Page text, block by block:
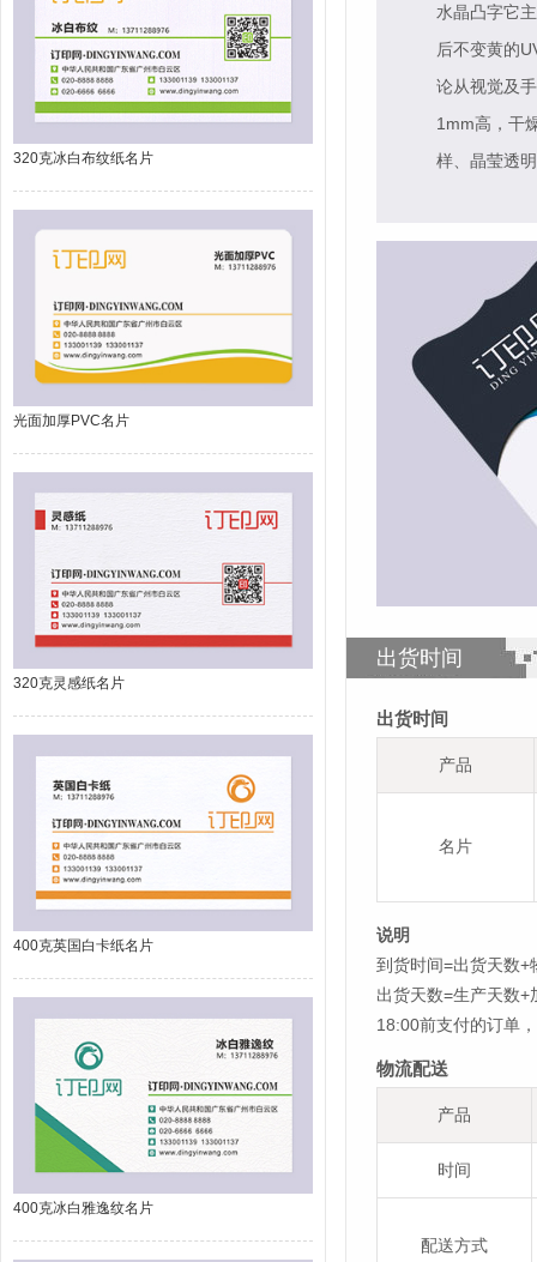
320克冰白布纹纸名片
光面加厚PVC名片
320克灵感纸名片
400克英国白卡纸名片
400克冰白雅逸纹名片
水晶凸字它
后不变黄的
论从视觉及
1mm高，干
样、晶莹透
出货时间
出货时间
产品
名片
说明
到货时间=出货天数+
出货天数=生产天数
18:00前支付的订单
物流配送
产品
时间
配送方式